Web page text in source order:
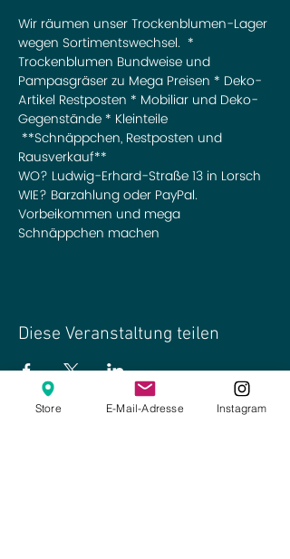
Wir räumen unser Trockenblumen-Lager
wegen Sortimentswechsel.  *
Trockenblumen Bundweise und
Pampasgräser zu Mega Preisen * Deko-
Artikel Restposten * Mobiliar und Deko-
Gegenstände * Kleinteile
**Schnäppchen, Restposten und
Rausverkauf**
WO? Ludwig-Erhard-Straße 13 in Lorsch
WIE? Barzahlung oder PayPal.
Vorbeikommen und mega
Schnäppchen machen
Diese Veranstaltung teilen
Store E-Mail-Adresse Instagram